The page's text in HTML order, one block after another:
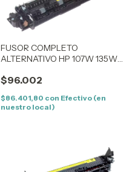
FUSOR COMPLETO
ALTERNATIVO HP 107W 135W
$96.002
$86.401,80 con Efectivo (en
nuestro local)